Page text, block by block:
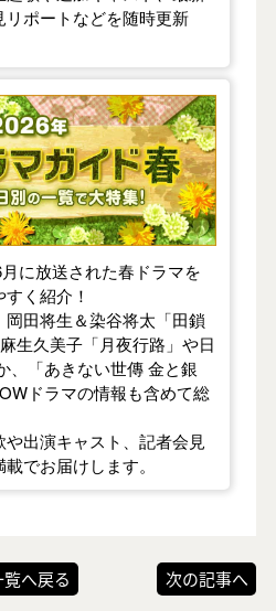
ポートなどを随時更新
ラマガイド
に放送された春ドラマを
く紹介！
田将生＆染谷将太「田鎖
生久美子「月夜行路」や日
、「あきない世傳 金と銀
ドラマの情報も含めて総
出演キャスト、記者会見
でお届けします。
覧へ戻る 次の記事へ